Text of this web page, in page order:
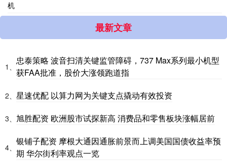
机
最新文章
1、
忠泰策略 波音扫清关键监管障碍，737 Max系列最小机型
获FAA批准，股价大涨领跑道指
2、 星速优配 以算力网为关键支点撬动有效投资
3、 旭胜配资 欧洲股市试探新高 消费品和零售板块涨幅居前
4、
银铺子配资 摩根大通因通胀前景而上调美国国债收益率预
期 华尔街利率观点一览